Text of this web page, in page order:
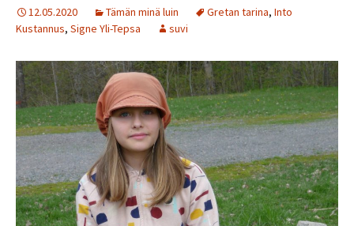
12.05.2020 Tämän minä luin Gretan tarina, Into
Kustannus, Signe Yli-Tepsa suvi